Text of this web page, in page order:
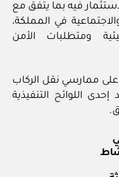
فيه بما يتفق مع
في المملكة،
ومتطلبات الأمن
على ممارسي نقل الركاب
اللوائح التنفيذية